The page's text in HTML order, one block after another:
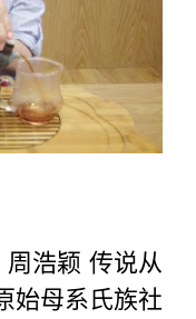
浩颖 传说从
始母系氏族社